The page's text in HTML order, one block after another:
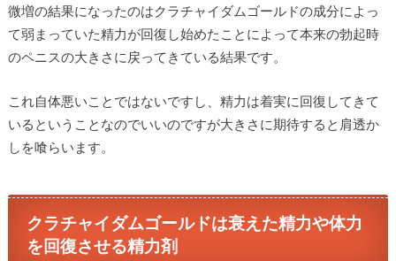
微増の結果になったのはクラチャイダムゴールドの成分によっ
て弱まっていた精力が回復し始めたことによって本来の勃起時
のペニスの大きさに戻ってきている結果です。
これ自体悪いことではないですし、精力は着実に回復してきて
いるということなのでいいのですが大きさに期待すると肩透か
しを喰らいます。
クラチャイダムゴールドは衰えた精力や体力
を回復させる精力剤